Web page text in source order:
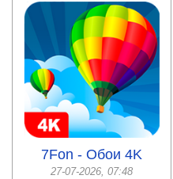
7Fon - Обои 4K
27-07-2026, 07:48